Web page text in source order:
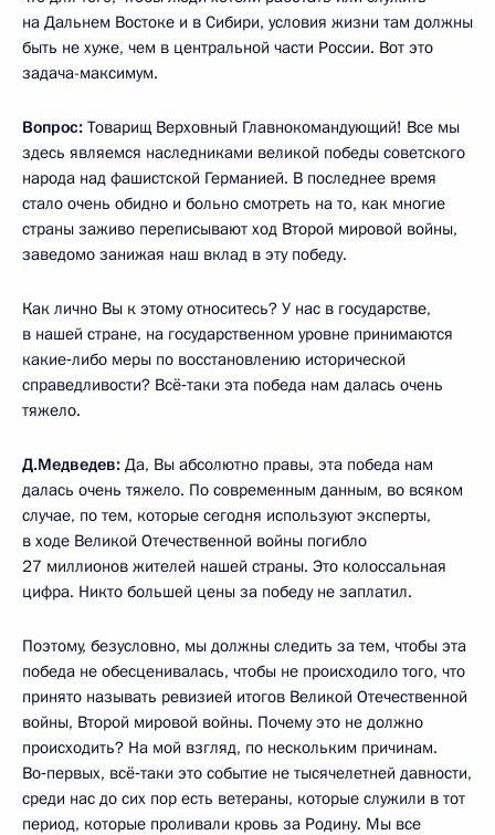
на Дальнем Востоке и в Сибири, условия жизни там должны
быть не хуже, чем в центральной части России. Вот это
задача-максимум.
Вопрос: Товарищ Верховный Главнокомандующий! Все мы
здесь являемся наследниками великой победы советского
народа над фашистской Германией. В последнее время
стало очень обидно и больно смотреть на то, как многие
страны заживо переписывают ход Второй мировой войны,
заведомо занижая наш вклад в эту победу.
Как лично Вы к этому относитесь? У нас в государстве,
в нашей стране, на государственном уровне принимаются
какие‑либо меры по восстановлению исторической
справедливости? Всё‑таки эта победа нам далась очень
тяжело.
Д.Медведев: Да, Вы абсолютно правы, эта победа нам
далась очень тяжело. По современным данным, во всяком
случае, по тем, которые сегодня используют эксперты,
в ходе Великой Отечественной войны погибло
27 миллионов жителей нашей страны. Это колоссальная
цифра. Никто большей цены за победу не заплатил.
Поэтому, безусловно, мы должны следить за тем, чтобы эта
победа не обесценивалась, чтобы не происходило того, что
принято называть ревизией итогов Великой Отечественной
войны, Второй мировой войны. Почему это не должно
происходить? На мой взгляд, по нескольким причинам.
Во‑первых, всё‑таки это событие не тысячелетней давности,
среди нас до сих пор есть ветераны, которые служили в тот
период, которые проливали кровь за Родину. Мы все